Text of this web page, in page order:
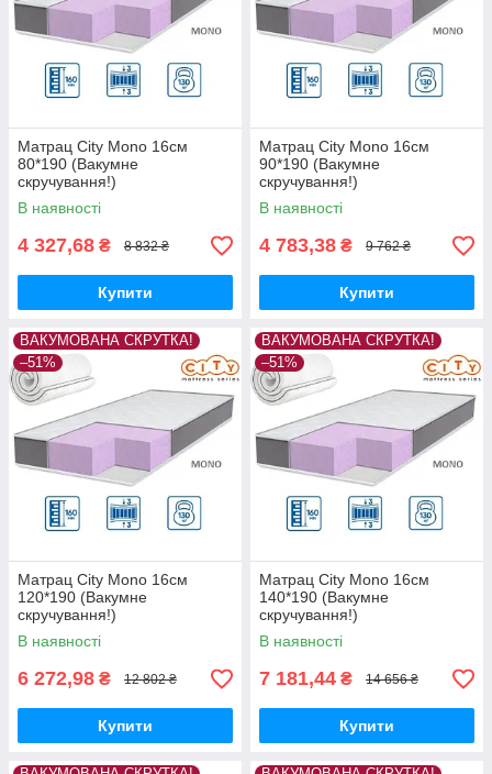
Матрац City Mono 16см
80*190 (Вакумне
скручування!)
В наявності
4 327,68 ₴ 8 832 ₴
Купити
Матрац City Mono 16см
90*190 (Вакумне
скручування!)
В наявності
4 783,38 ₴ 9 762 ₴
Купити
ВАКУМОВАНА СКРУТКА!
–51%
Матрац City Mono 16см
120*190 (Вакумне
скручування!)
В наявності
6 272,98 ₴ 12 802 ₴
Купити
ВАКУМОВАНА СКРУТКА!
–51%
Матрац City Mono 16см
140*190 (Вакумне
скручування!)
В наявності
7 181,44 ₴ 14 656 ₴
Купити